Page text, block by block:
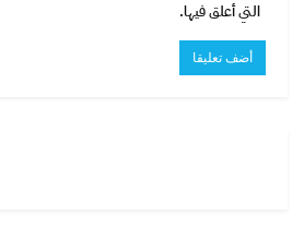
التي أعلق فيها.